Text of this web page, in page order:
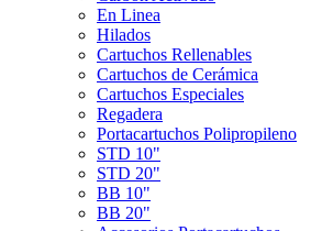
En Linea
Hilados
Cartuchos Rellenables
Cartuchos de Cerámica
Cartuchos Especiales
Regadera
Portacartuchos Polipropileno
STD 10"
STD 20"
BB 10"
BB 20"